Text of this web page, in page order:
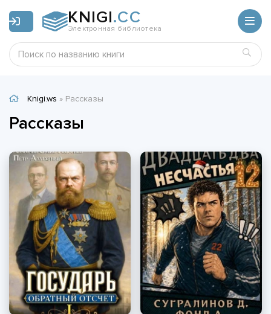
KNIGI.CC
Электронная библиотека
Knigi.ws » Рассказы
Рассказы